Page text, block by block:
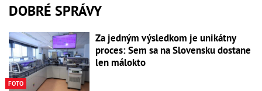
DOBRÉ SPRÁVY
FOTO
Za jedným výsledkom je unikátny
proces: Sem sa na Slovensku dostane
len málokto